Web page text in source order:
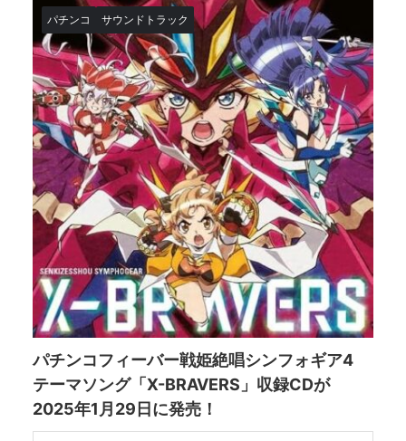
パチンコ サウンドトラック
パチンコフィーバー戦姫絶唱シンフォギア4
テーマソング「X-BRAVERS」収録CDが
2025年1月29日に発売！